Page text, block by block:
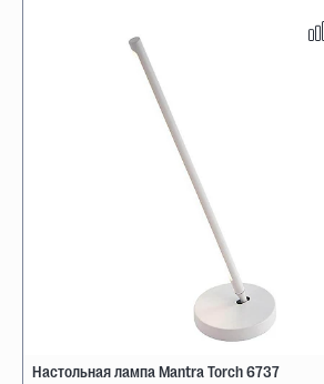
Настольная лампа Mantra Torch 6737